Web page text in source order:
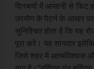
दिनचर्या में आसानी से
उपयोग के पैटर्न के आधार
सुनिश्चित होता है कि यह
पूरा करे। यह शानदार
जिसे शहर में आत्मविश्वास